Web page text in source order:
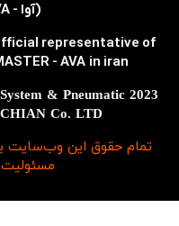
تمام حقوق اين وب‌سايت
System & Pneumatic
Co. LTD
(آوا - AVA) در ایران
representative of
- AVA in iran